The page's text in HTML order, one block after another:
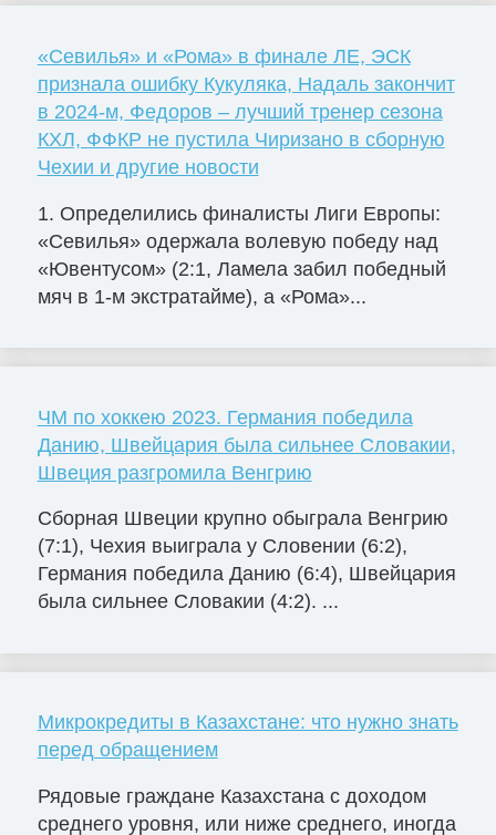
«Севилья» и «Рома» в финале ЛЕ, ЭСК
признала ошибку Кукуляка, Надаль закончит
в 2024-м, Федоров – лучший тренер сезона
КХЛ, ФФКР не пустила Чиризано в сборную
Чехии и другие новости
1. Определились финалисты Лиги Европы:
«Севилья» одержала волевую победу над
«Ювентусом» (2:1, Ламела забил победный
мяч в 1-м экстратайме), а «Рома»...
ЧМ по хоккею 2023. Германия победила
Данию, Швейцария была сильнее Словакии,
Швеция разгромила Венгрию
Сборная Швеции крупно обыграла Венгрию
(7:1), Чехия выиграла у Словении (6:2),
Германия победила Данию (6:4), Швейцария
была сильнее Словакии (4:2). ...
Микрокредиты в Казахстане: что нужно знать
перед обращением
Рядовые граждане Казахстана с доходом
среднего уровня, или ниже среднего, иногда